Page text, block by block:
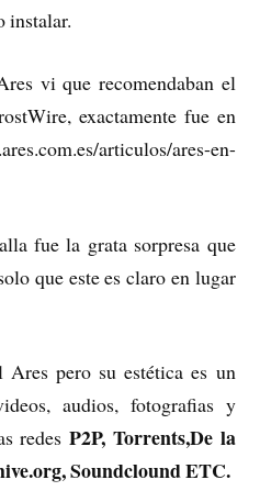
instalar.
vi que recomendaban el
exactamente fue en
articulos/ares-en-
fue la grata sorpresa que
que este es claro en lugar
pero su estética es un
audios, fotografias y
redesP2P, Torrents,De la
Soundclound ETC.